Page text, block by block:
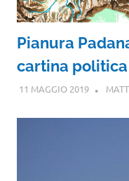
Pianura
cartina politica
11 MAGGIO 2019